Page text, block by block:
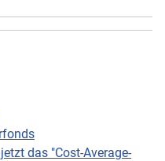
das "Cost-Average-